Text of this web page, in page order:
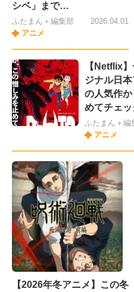
シベ」まで…
ふたまん＋編集部
アニメ
2026.04.01
【Netflix
ジナル日
の人気作
めてチェッ
ふたまん＋編
アニメ
【2026年冬アニメ】この冬